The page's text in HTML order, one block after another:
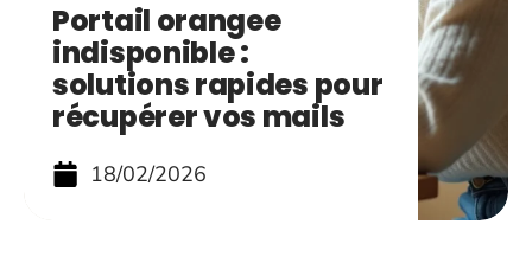
Portail orangee
indisponible :
solutions rapides pour
récupérer vos mails
18/02/2026